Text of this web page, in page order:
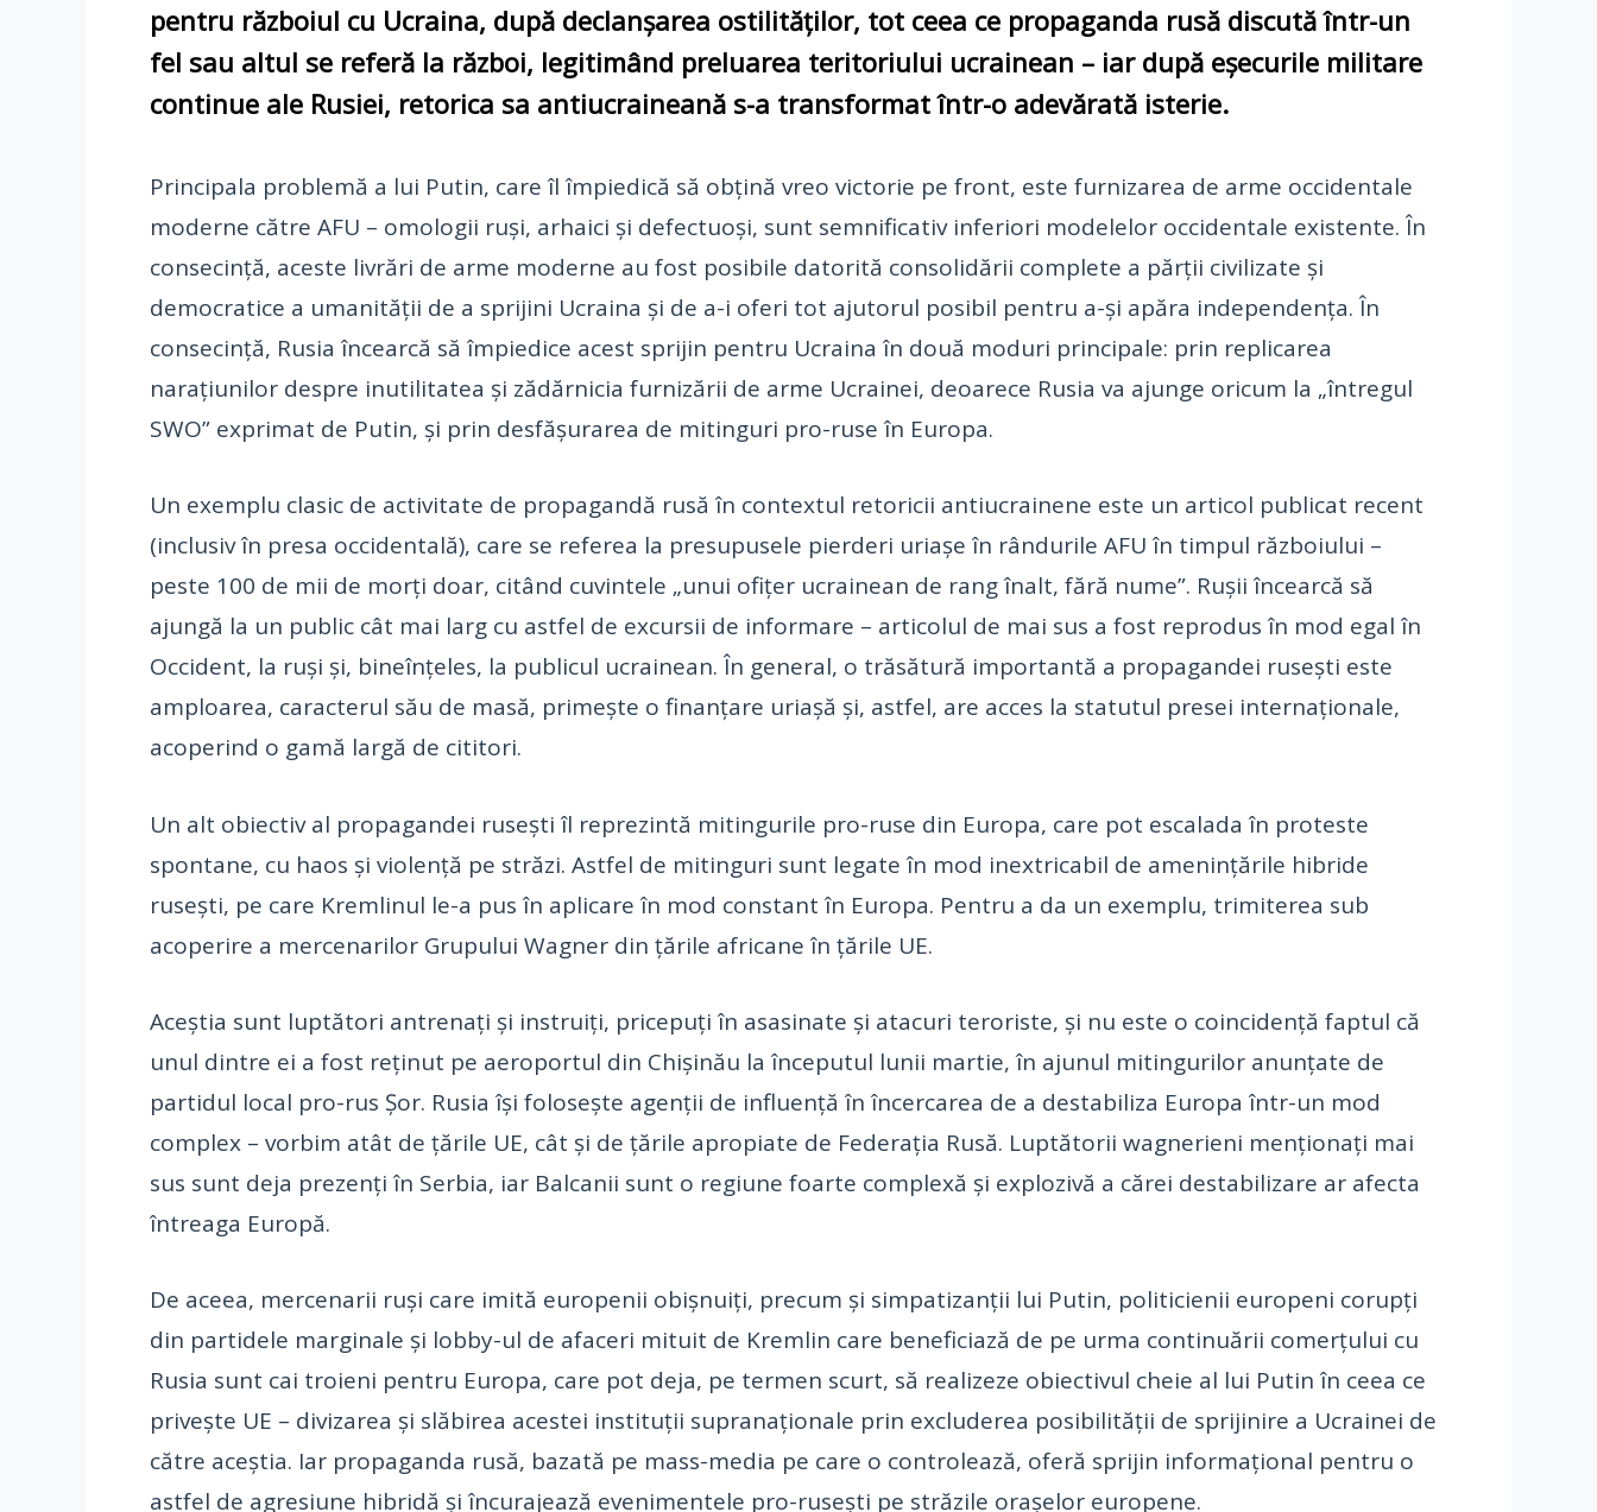
pentru războiul cu Ucraina, după declanșarea ostilităților, tot ceea ce propaganda rusă discută într-un
fel sau altul se referă la război, legitimând preluarea teritoriului ucrainean – iar după eșecurile militare
continue ale Rusiei, retorica sa antiucraineană s-a transformat într-o adevărată isterie.
Principala problemă a lui Putin, care îl împiedică să obțină vreo victorie pe front, este furnizarea de arme occidentale
moderne către AFU – omologii ruși, arhaici și defectuoși, sunt semnificativ inferiori modelelor occidentale existente. În
consecință, aceste livrări de arme moderne au fost posibile datorită consolidării complete a părții civilizate și
democratice a umanității de a sprijini Ucraina și de a-i oferi tot ajutorul posibil pentru a-și apăra independența. În
consecință, Rusia încearcă să împiedice acest sprijin pentru Ucraina în două moduri principale: prin replicarea
narațiunilor despre inutilitatea și zădărnicia furnizării de arme Ucrainei, deoarece Rusia va ajunge oricum la „întregul
SWO” exprimat de Putin, și prin desfășurarea de mitinguri pro-ruse în Europa.
Un exemplu clasic de activitate de propagandă rusă în contextul retoricii antiucrainene este un articol publicat recent
(inclusiv în presa occidentală), care se referea la presupusele pierderi uriașe în rândurile AFU în timpul războiului –
peste 100 de mii de morți doar, citând cuvintele „unui ofițer ucrainean de rang înalt, fără nume”. Rușii încearcă să
ajungă la un public cât mai larg cu astfel de excursii de informare – articolul de mai sus a fost reprodus în mod egal în
Occident, la ruși și, bineînțeles, la publicul ucrainean. În general, o trăsătură importantă a propagandei rusești este
amploarea, caracterul său de masă, primește o finanțare uriașă și, astfel, are acces la statutul presei internaționale,
acoperind o gamă largă de cititori.
Un alt obiectiv al propagandei rusești îl reprezintă mitingurile pro-ruse din Europa, care pot escalada în proteste
spontane, cu haos și violență pe străzi. Astfel de mitinguri sunt legate în mod inextricabil de amenințările hibride
rusești, pe care Kremlinul le-a pus în aplicare în mod constant în Europa. Pentru a da un exemplu, trimiterea sub
acoperire a mercenarilor Grupului Wagner din țările africane în țările UE.
Aceștia sunt luptători antrenați și instruiți, pricepuți în asasinate și atacuri teroriste, și nu este o coincidență faptul că
unul dintre ei a fost reținut pe aeroportul din Chișinău la începutul lunii martie, în ajunul mitingurilor anunțate de
partidul local pro-rus Șor. Rusia își folosește agenții de influență în încercarea de a destabiliza Europa într-un mod
complex – vorbim atât de țările UE, cât și de țările apropiate de Federația Rusă. Luptătorii wagnerieni menționați mai
sus sunt deja prezenți în Serbia, iar Balcanii sunt o regiune foarte complexă și explozivă a cărei destabilizare ar afecta
întreaga Europă.
De aceea, mercenarii ruși care imită europenii obișnuiți, precum și simpatizanții lui Putin, politicienii europeni corupți
din partidele marginale și lobby-ul de afaceri mituit de Kremlin care beneficiază de pe urma continuării comerțului cu
Rusia sunt cai troieni pentru Europa, care pot deja, pe termen scurt, să realizeze obiectivul cheie al lui Putin în ceea ce
privește UE – divizarea și slăbirea acestei instituții supranaționale prin excluderea posibilității de sprijinire a Ucrainei de
către aceștia. Iar propaganda rusă, bazată pe mass-media pe care o controlează, oferă sprijin informațional pentru o
astfel de agresiune hibridă și încurajează evenimentele pro-rusești pe străzile orașelor europene.